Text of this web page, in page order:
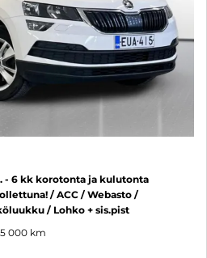
- 6 kk korotonta ja kulutonta
/ ACC / Webasto /
/ Lohko + sis.pist
000 km